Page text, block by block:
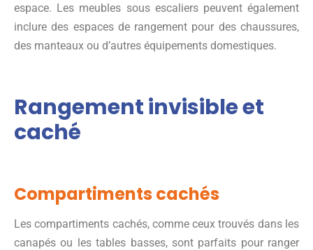
espace. Les meubles sous escaliers peuvent également
inclure des espaces de rangement pour des chaussures,
des manteaux ou d’autres équipements domestiques.
Rangement invisible et
caché
Compartiments cachés
Les compartiments cachés, comme ceux trouvés dans les
canapés ou les tables basses, sont parfaits pour ranger